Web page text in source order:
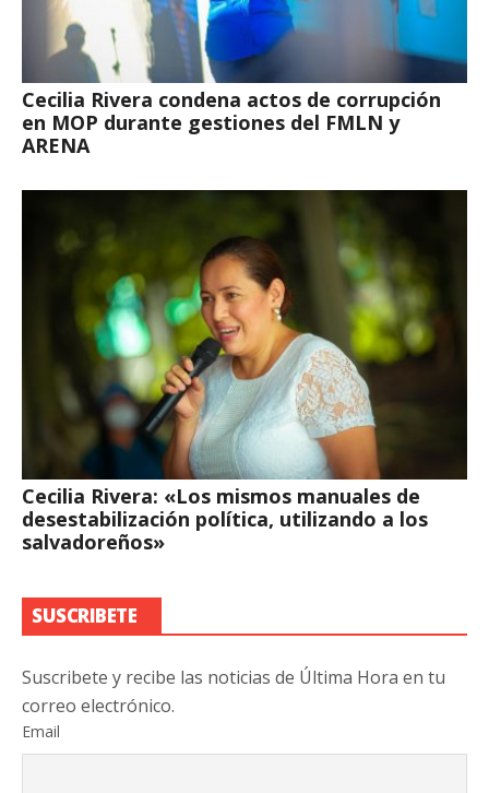
Cecilia Rivera condena actos de corrupción
en MOP durante gestiones del FMLN y
ARENA
Cecilia Rivera: «Los mismos manuales de
desestabilización política, utilizando a los
salvadoreños»
SUSCRIBETE
Suscribete y recibe las noticias de Última Hora en tu
correo electrónico.
Email